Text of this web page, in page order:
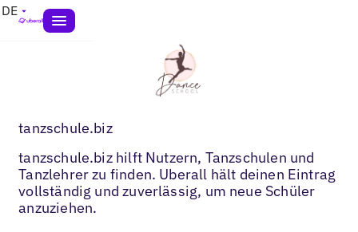
DE
tanzschule.biz
tanzschule.biz hilft Nutzern, Tanzschulen und
Tanzlehrer zu finden. Uberall hält deinen Eintrag
vollständig und zuverlässig, um neue Schüler
anzuziehen.